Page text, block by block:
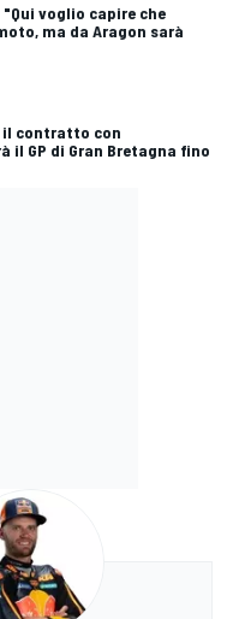
"Qui voglio capire che
ma da Aragon sarà
il contratto con
il GP di Gran Bretagna fino